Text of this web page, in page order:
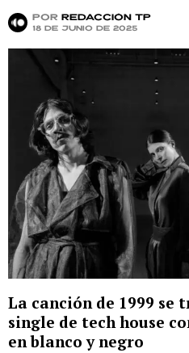
por Redacción TP
18 de junio de 2025
La canción de 1999 se
single de tech house
en blanco y negro